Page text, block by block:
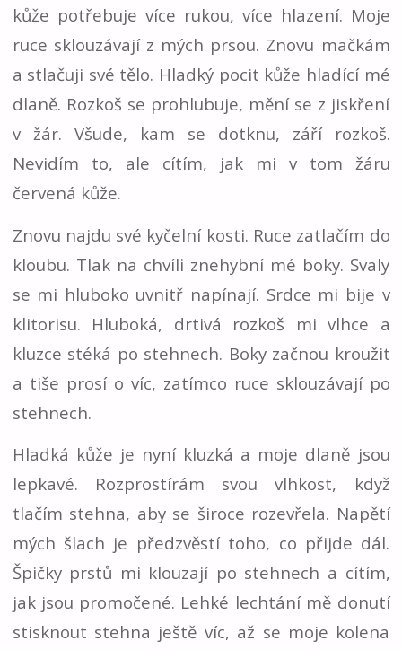
kůže potřebuje více rukou, více hlazení. Moje
ruce sklouzávají z mých prsou. Znovu mačkám
a stlačuji své tělo. Hladký pocit kůže hladící mé
dlaně. Rozkoš se prohlubuje, mění se z jiskření
v žár. Všude, kam se dotknu, září rozkoš.
Nevidím to, ale cítím, jak mi v tom žáru
červená kůže.
Znovu najdu své kyčelní kosti. Ruce zatlačím do
kloubu. Tlak na chvíli znehybní mé boky. Svaly
se mi hluboko uvnitř napínají. Srdce mi bije v
klitorisu. Hluboká, drtivá rozkoš mi vlhce a
kluzce stéká po stehnech. Boky začnou kroužit
a tiše prosí o víc, zatímco ruce sklouzávají po
stehnech.
Hladká kůže je nyní kluzká a moje dlaně jsou
lepkavé. Rozprostírám svou vlhkost, když
tlačím stehna, aby se široce rozevřela. Napětí
mých šlach je předzvěstí toho, co přijde dál.
Špičky prstů mi klouzají po stehnech a cítím,
jak jsou promočené. Lehké lechtání mě donutí
stisknout stehna ještě víc, až se moje kolena